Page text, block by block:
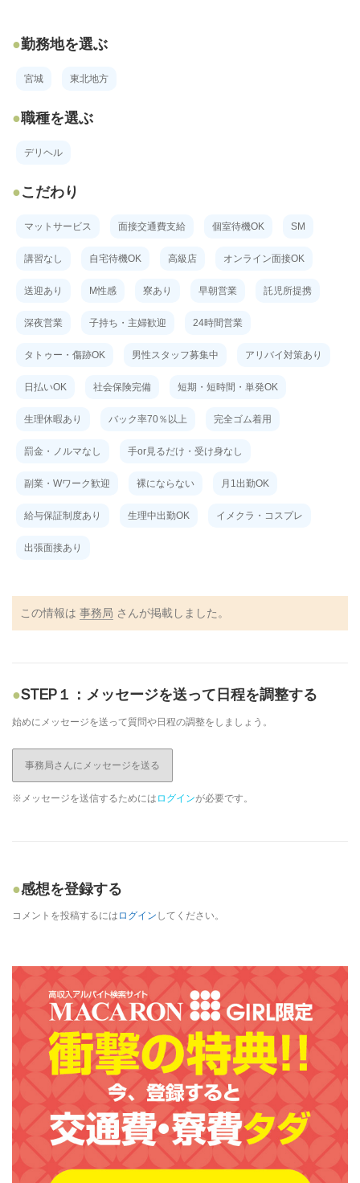
勤務地を選ぶ
宮城 東北地方
職種を選ぶ
デリヘル
こだわり
マットサービス 面接交通費支給 個室待機OK SM
講習なし 自宅待機OK 高級店 オンライン面接OK
送迎あり M性感 寮あり 早朝営業 託児所提携
深夜営業 子持ち・主婦歓迎 24時間営業
タトゥー・傷跡OK 男性スタッフ募集中 アリバイ対策あり
日払いOK 社会保険完備 短期・短時間・単発OK
生理休暇あり バック率70％以上 完全ゴム着用
罰金・ノルマなし 手or見るだけ・受け身なし
副業・Wワーク歓迎 裸にならない 月1出勤OK
給与保証制度あり 生理中出勤OK イメクラ・コスプレ
出張面接あり
この情報は 事務局 さんが掲載しました。
STEP１：メッセージを送って日程を調整する
始めにメッセージを送って質問や日程の調整をしましょう。
事務局さんにメッセージを送る
※メッセージを送信するためには ログインが必要です。
感想を登録する
コメントを投稿するには ログイン してください。